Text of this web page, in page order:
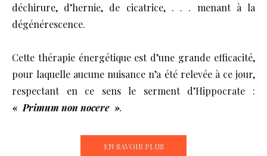
déchirure, d’hernie, de cicatrice, . . . menant à la
dégénérescence.
Cette thérapie énergétique est d’une grande efficacité,
pour laquelle aucune nuisance n’a été relevée à ce jour,
respectant en ce sens le serment d’Hippocrate :
« Primum non nocere ».
EN SAVOIR PLUS